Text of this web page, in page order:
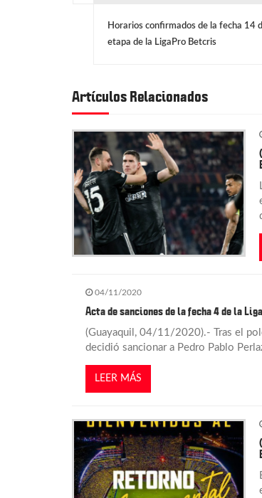
e
g
a
c
i
e
n
Horarios confirmados de la fecha 14
etapa de la LigaPro Betcris
Artículos Relacionados
04/11/2020
Acta de sanciones de la fecha 4 de la
(Guayaquil, 04/11/2020).- Tras el
decidió sancionar a Pedro Pablo
LEER MÁS